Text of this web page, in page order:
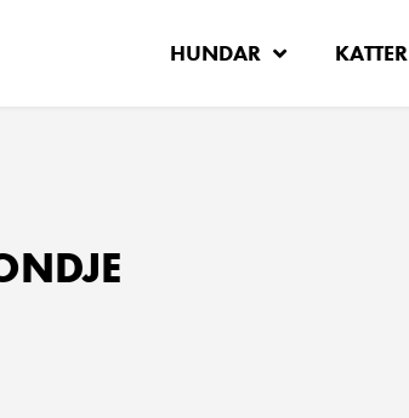
HUNDAR KATTER